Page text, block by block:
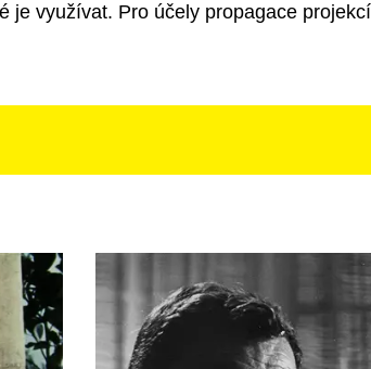
je využívat. Pro účely propagace projekcí